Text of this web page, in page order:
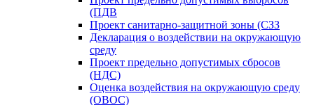
(ПДВ
Проект санитарно-защитной зоны (СЗЗ
Декларация о воздействии на окружающую
среду
Проект предельно допустимых сбросов
(НДС)
Оценка воздействия на окружающую среду
(ОВОС)